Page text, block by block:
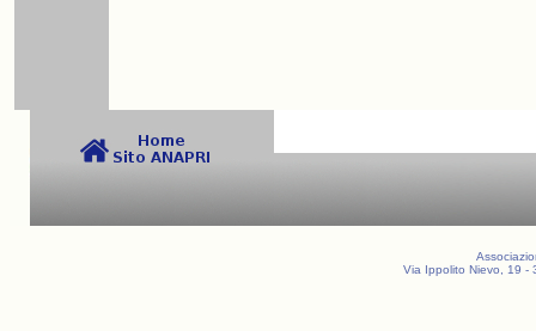
Via Ippolito Nievo, 19 -